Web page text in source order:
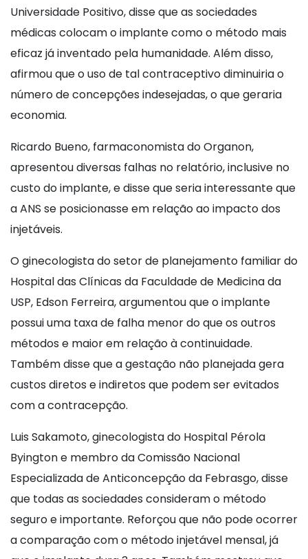
Universidade Positivo, disse que as sociedades
médicas colocam o implante como o método mais
eficaz já inventado pela humanidade. Além disso,
afirmou que o uso de tal contraceptivo diminuiria o
número de concepções indesejadas, o que geraria
economia.
Ricardo Bueno, farmaconomista do Organon,
apresentou diversas falhas no relatório, inclusive no
custo do implante, e disse que seria interessante que
a ANS se posicionasse em relação ao impacto dos
injetáveis.
O ginecologista do setor de planejamento familiar do
Hospital das Clínicas da Faculdade de Medicina da
USP, Edson Ferreira, argumentou que o implante
possui uma taxa de falha menor do que os outros
métodos e maior em relação à continuidade.
Também disse que a gestação não planejada gera
custos diretos e indiretos que podem ser evitados
com a contracepção.
Luis Sakamoto, ginecologista do Hospital Pérola
Byington e membro da Comissão Nacional
Especializada de Anticoncepção da Febrasgo, disse
que todas as sociedades consideram o método
seguro e importante. Reforçou que não pode ocorrer
a comparação com o método injetável mensal, já